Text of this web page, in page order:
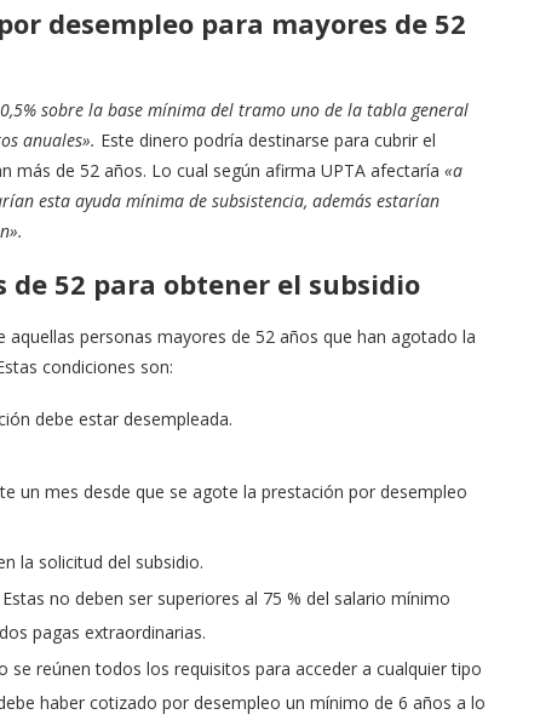
desempleo para mayores de 52
sobre la base mínima del tramo uno de la tabla general
anuales». Este dinero podría destinarse para cubrir el
más de 52 años. Lo cual según afirma UPTA afectaría «a
esta ayuda mínima de subsistencia, además estarían
52 para obtener el subsidio
personas mayores de 52 años que han agotado la
condiciones son:
debe estar desempleada.
un mes desde que se agote la prestación por desempleo
la solicitud del subsidio.
no deben ser superiores al 75 % del salario mínimo
pagas extraordinarias.
se reúnen todos los requisitos para acceder a cualquier tipo
haber cotizado por desempleo un mínimo de 6 años a lo